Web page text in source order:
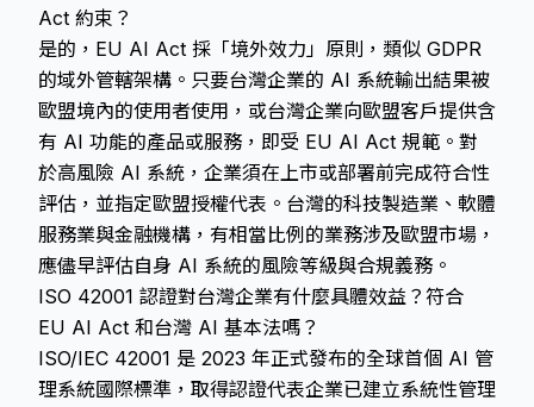
Act 約束？
是的，EU AI Act 採「境外效力」原則，類似 GDPR
的域外管轄架構。只要台灣企業的 AI 系統輸出結果被
歐盟境內的使用者使用，或台灣企業向歐盟客戶提供含
有 AI 功能的產品或服務，即受 EU AI Act 規範。對
於高風險 AI 系統，企業須在上市或部署前完成符合性
評估，並指定歐盟授權代表。台灣的科技製造業、軟體
服務業與金融機構，有相當比例的業務涉及歐盟市場，
應儘早評估自身 AI 系統的風險等級與合規義務。
ISO 42001 認證對台灣企業有什麼具體效益？符合
EU AI Act 和台灣 AI 基本法嗎？
ISO/IEC 42001 是 2023 年正式發布的全球首個 AI 管
理系統國際標準，取得認證代表企業已建立系統性管理